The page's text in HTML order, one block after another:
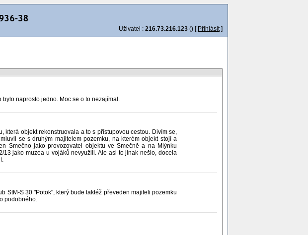
Uživatel : 216.73.216.123 () [ Přihlásit]
naprosto jedno. Moc se o to nezajímal.
která objekt rekonstruovala a to s přístupovou cestou. Divím se,
se s druhým majitelem pozemku, na kterém objekt stojí a
Smečno jako provozovatel objektu ve Smečně a na Mlýnku
jako muzea u vojáků nevyužili. Ale asi to jinak nešlo, docela
StM-S 30 "Potok", který bude taktéž převeden majiteli pozemku
podobného.